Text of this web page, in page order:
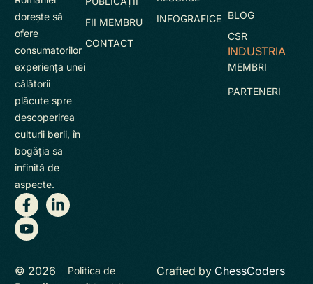
doreşte să
ofere
consumatorilor
experienţa unei
călătorii
plăcute spre
descoperirea
culturii berii, în
bogăţia sa
infinită de
aspecte.
FII MEMBRU
CONTACT
INFOGRAFICE BLOG
CSR
INDUSTRIA
MEMBRI
PARTENERI
© 2026
Politica de
Crafted by ChessCoders